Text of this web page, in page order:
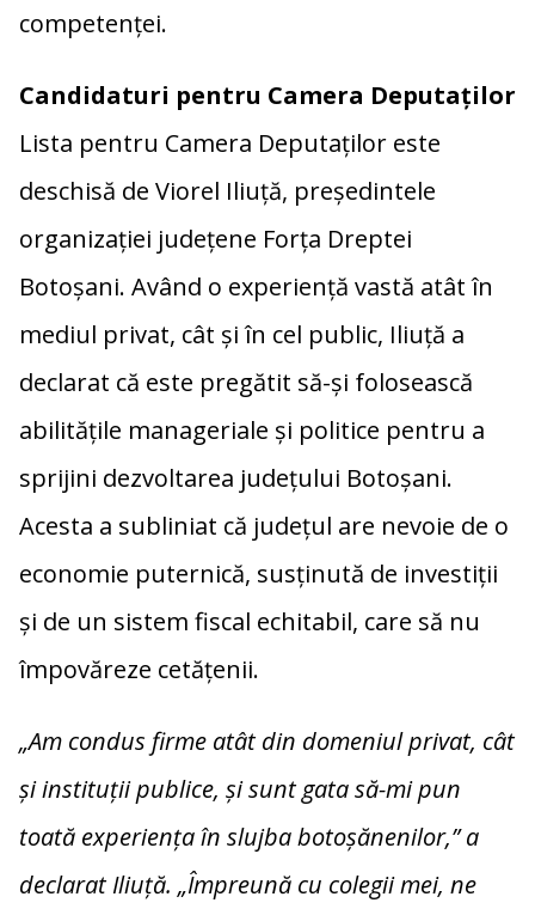
competenței.
Candidaturi pentru Camera Deputaților
Lista pentru Camera Deputaților este
deschisă de Viorel Iliuță, președintele
organizației județene Forța Dreptei
Botoșani. Având o experiență vastă atât în
mediul privat, cât și în cel public, Iliuță a
declarat că este pregătit să-și folosească
abilitățile manageriale și politice pentru a
sprijini dezvoltarea județului Botoșani.
Acesta a subliniat că județul are nevoie de o
economie puternică, susținută de investiții
și de un sistem fiscal echitabil, care să nu
împovăreze cetățenii.
„Am condus firme atât din domeniul privat, cât
și instituții publice, și sunt gata să-mi pun
toată experiența în slujba botoșănenilor,” a
declarat Iliuță. „Împreună cu colegii mei, ne